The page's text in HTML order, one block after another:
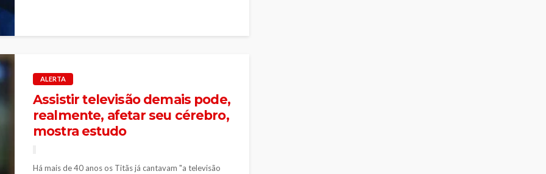
ALERTA
Assistir televisão demais pode,
realmente, afetar seu cérebro,
mostra estudo
Há mais de 40 anos os Titãs já cantavam "a televisão